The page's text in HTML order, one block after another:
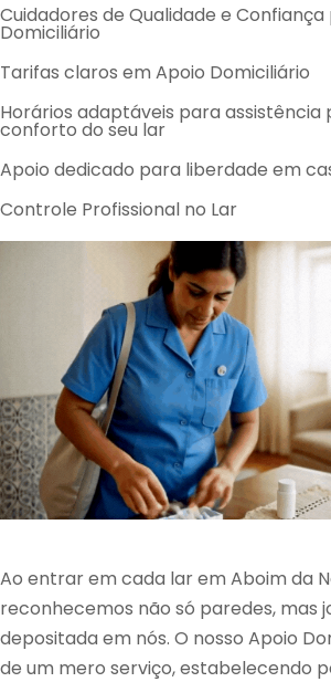
Ao entrar em cada lar em Aboim da
reconhecemos não só paredes, mas
depositada em nós. O nosso Apoio
de um mero serviço, estabelecendo
Cuidadores de Qualidade e
Domiciliário
Tarifas claros em Apoio Domiciliário
Horários adaptáveis para assistência
conforto do seu lar
Apoio dedicado para liberdade em
Controle Profissional no Lar